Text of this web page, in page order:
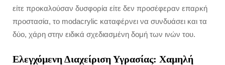
είτε προκαλούσαν δυσφορία είτε δεν προσέφεραν επαρκή
προστασία, το modacrylic καταφέρνει να συνδυάσει και τα
δύο, χάρη στην ειδικά σχεδιασμένη δομή των ινών του.
Ελεγχόμενη Διαχείριση Υγρασίας: Χαμηλή